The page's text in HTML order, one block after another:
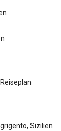
Sizilien